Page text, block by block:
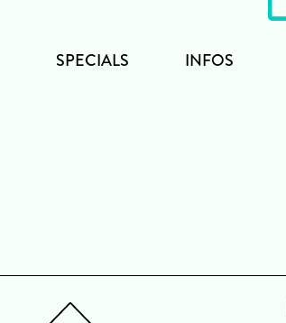
SPECIALS INFOS